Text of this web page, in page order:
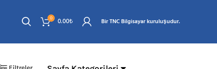
0 0.00₺ Bir TNC Bilgisayar kuruluşudur.